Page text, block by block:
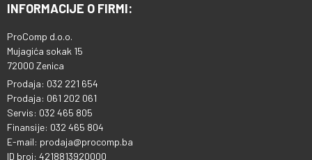
INFORMACIJE O FIRMI:
ProComp d.o.o.
Mujagića sokak 15
72000 Zenica
Prodaja: 032 221 654
Prodaja: 061 202 061
Servis: 032 465 805
Finansije: 032 465 804
E-mail: prodaja@procomp.ba
ID broj: 4218813920000